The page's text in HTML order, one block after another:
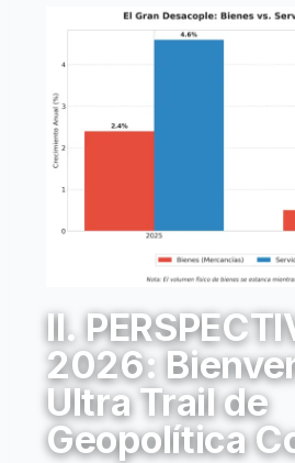
II.
2026:
Ultra Trail de
Geopolítica